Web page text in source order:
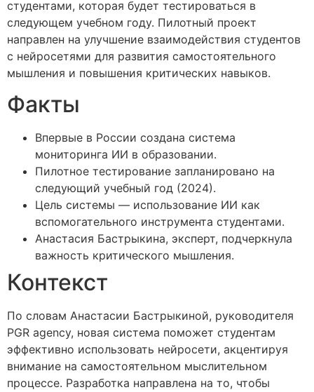
студентами, которая будет тестироваться в
следующем учебном году. Пилотный проект
направлен на улучшение взаимодействия студентов
с нейросетями для развития самостоятельного
мышления и повышения критических навыков.
Факты
Впервые в России создана система
мониторинга ИИ в образовании.
Пилотное тестирование запланировано на
следующий учебный год (2024).
Цель системы — использование ИИ как
вспомогательного инструмента студентами.
Анастасия Бастрыкина, эксперт, подчеркнула
важность критического мышления.
Контекст
По словам Анастасии Бастрыкиной, руководителя
PGR agency, новая система поможет студентам
эффективно использовать нейросети, акцентируя
внимание на самостоятельном мыслительном
процессе. Разработка направлена на то, чтобы